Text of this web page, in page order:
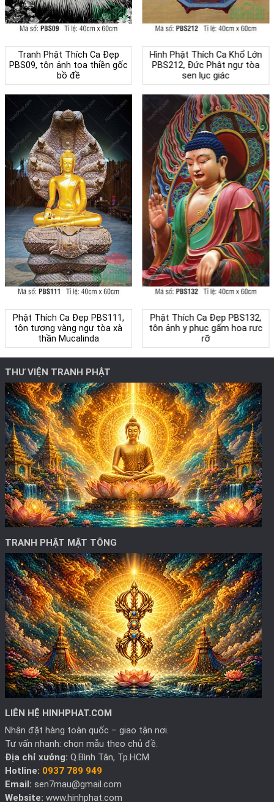
Tranh Phật Thích Ca Đẹp
PBS09, tôn ảnh tọa thiền gốc
bồ đề
Hình Phật Thích Ca Khổ Lớn
PBS212, Đức Phật ngự tòa
sen lục giác
Phật Thích Ca Đẹp PBS111,
tôn tượng vàng ngự tòa xà
thần Mucalinda
Phật Thích Ca Đẹp PBS132,
tôn ảnh y phục gấm hoa rực
rỡ
THƯ VIỆN TRANH PHẬT
TRANH PHẬT MẬT TÔNG
LIÊN HỆ HINHPHAT.COM
Nhận đặt hàng toàn quốc – giao tận nơi.
Tư vấn nhanh: chọn mẫu theo chủ đề.
Địa chỉ xưởng: Q.Bình Tân, Tp.HCM
Hotline: 0937 789 949
Email: sen7mau@gmail.com
Website: www.hinhphat.com